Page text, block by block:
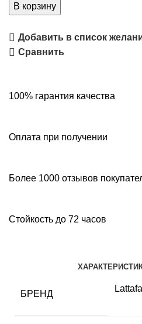
В корзину
Добавить в список
Сравнить
100% гарантия качества
Оплата при получении
Более 1000 отзывов
Стойкость до 72 часов
БРЕНД